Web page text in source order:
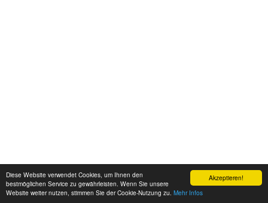
Akzeptieren!
Diese Website verwendet Cookies, um Ihnen den
bestmöglichen Service zu gewährleisten. Wenn Sie unsere
Website weiter nutzen, stimmen Sie der Cookie-Nutzung zu. Mehr Infos